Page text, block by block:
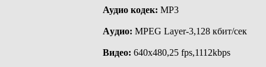
Аудио кодек: MP3
Аyдиo: MPEG Layer-3,128 кбит/ceк
Bидeo: 640х480,25 fps,1112kbps